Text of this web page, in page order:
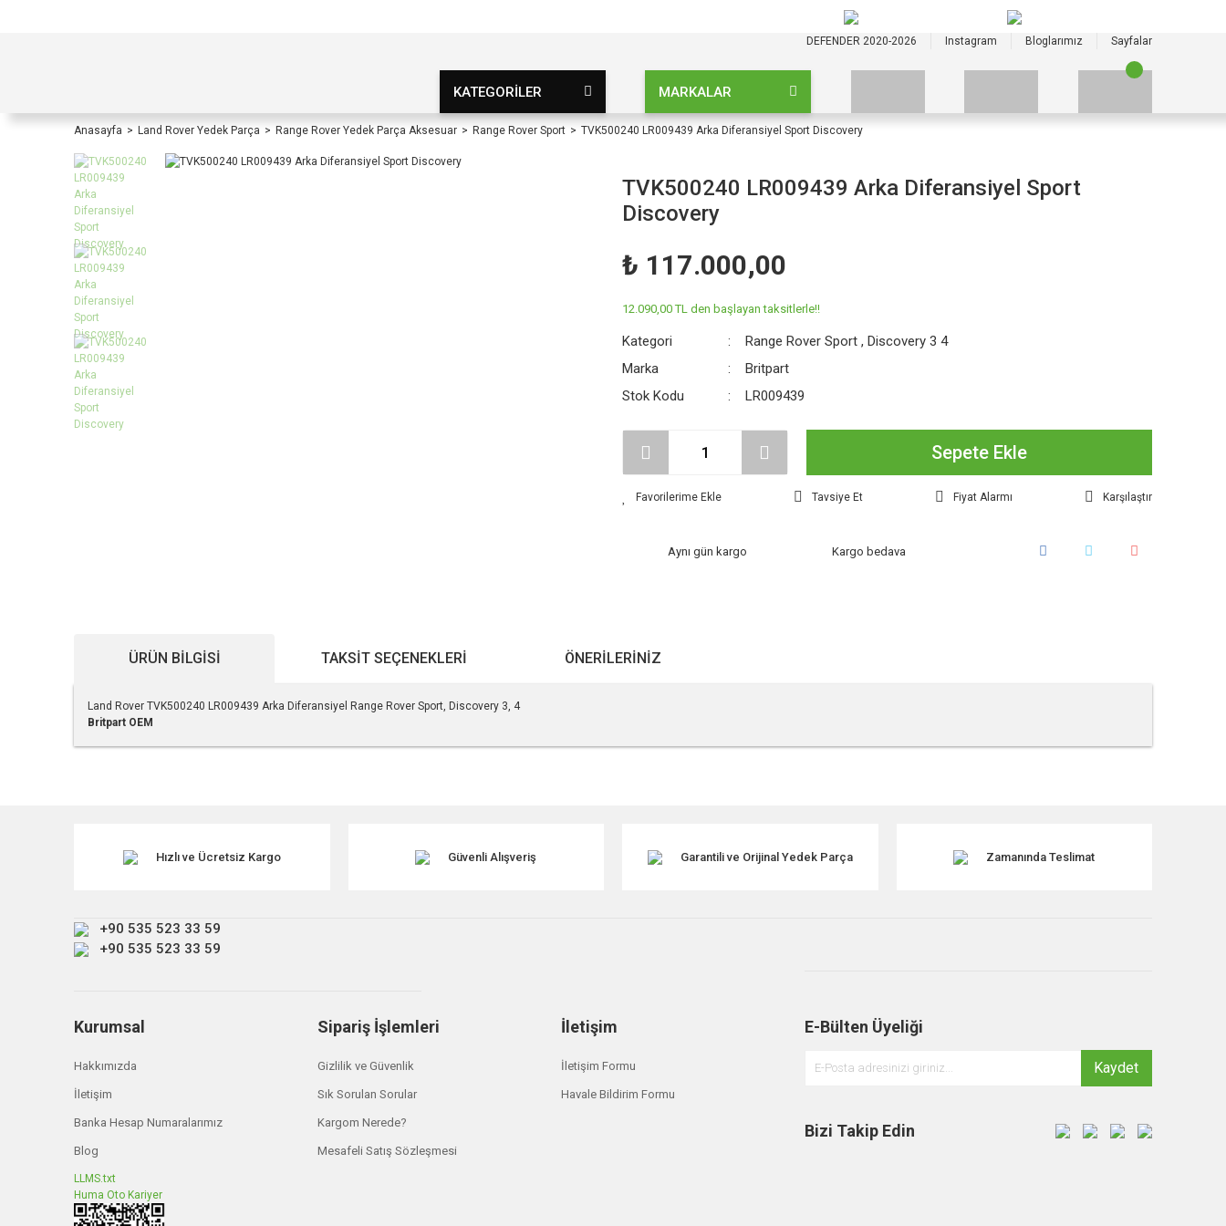
DEFENDER 2020-2026 Instagram Bloglarımız Sayfalar
KATEGORİLER MARKALAR
Anasayfa Land Rover Yedek Parça Range Rover Yedek Parça Aksesuar Range Rover Sport TVK500240 LR009439 Arka Diferansiyel Sport Discovery
TVK500240 LR009439 Arka Diferansiyel Sport
Discovery
₺ 117.000,00
12.090,00 TL den başlayan taksitlerle!!
Kategori Range Rover Sport ,Discovery 3 4
Marka
Britpart
Stok Kodu
LR009439
Sepete Ekle
Tavsiye Et Fiyat Alarmı Karşılaştır
Aynı gün kargo Kargo bedava
ÜRÜN BILGISI TAKSIT SEÇENEKLERI ÖNERILERINIZ
Land Rover TVK500240 LR009439 Arka Diferansiyel Range Rover Sport, Discovery 3, 4
Britpart OEM
Ürün açıklamasında eksik bilgiler bulunuyor.
Bu ürüne benzer farklı alternatifler olmalı.
Hızlı ve Ücretsiz Kargo Güvenli Alışveriş Garantili ve Orijinal Yedek Parça Zamanında Teslimat
+90 535 523 33 59
+90 535 523 33 59
Kurumsal
Hakkımızda
İletişim
Banka Hesap Numaralarımız
Blog
LLMS.txt
Huma Oto Kariyer
Sipariş İşlemleri
Gizlilik ve Güvenlik
Sık Sorulan Sorular
Kargom Nerede?
Mesafeli Satış Sözleşmesi
İletişim
İletişim Formu
Havale Bildirim Formu
E-Bülten Üyeliği
Kaydet
Bizi Takip Edin